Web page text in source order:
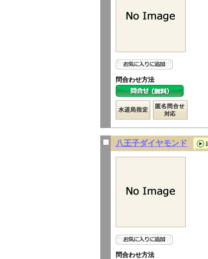
問合わせ方法
八王子ダイヤモンド
問合わせ方法